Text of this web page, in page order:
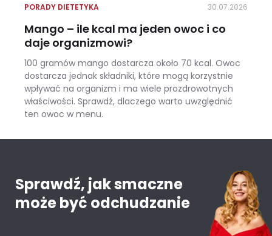
PORADY DIETETYKA 30.07.2026
Mango – ile kcal ma jeden owoc i co
daje organizmowi?
100 gramów mango dostarcza około 70 kcal. Owoc
dostarcza jednak składniki, które mogą korzystnie
wpływać na organizm i ma wiele prozdrowotnych
właściwości. Sprawdź, dlaczego warto uwzględnić
ten owoc w menu.
Sprawdź, jak smaczne
może być odchudzanie